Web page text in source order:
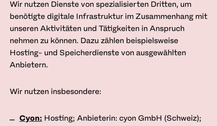
Wir nutzen Dienste von spezialisierten Dritten, um
benötigte digitale Infrastruktur im Zusammenhang mit
unseren Aktivitäten und Tätigkeiten in Anspruch
nehmen zu können. Dazu zählen beispielsweise
Hosting- und Speicherdienste von ausgewählten
Anbietern.
Wir nutzen insbesondere:
Cyon: Hosting; Anbieterin: cyon GmbH (Schweiz);